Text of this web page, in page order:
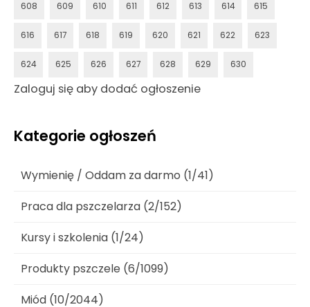
608 609 610 611 612 613 614 615
616 617 618 619 620 621 622 623
624 625 626 627 628 629 630
Zaloguj się aby dodać ogłoszenie
Kategorie ogłoszeń
Wymienię / Oddam za darmo (1/41)
Praca dla pszczelarza (2/152)
Kursy i szkolenia (1/24)
Produkty pszczele (6/1099)
Miód (10/2044)